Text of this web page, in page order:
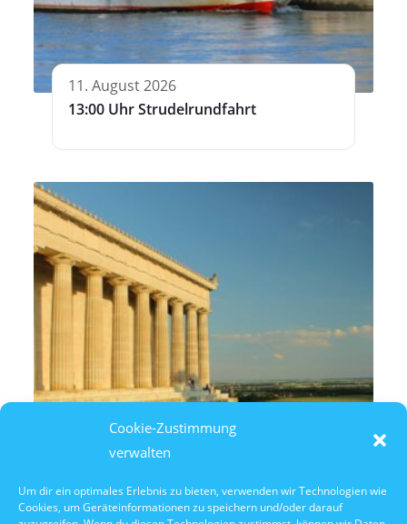
Cookie-Zustimmung
verwalten
Um dir ein optimales Erlebnis zu bieten, verwenden wir Technologien wie
Cookies, um Geräteinformationen zu speichern und/oder darauf
11. August 2026
13:00 Uhr Strudelrundfahrt
11. August 2026